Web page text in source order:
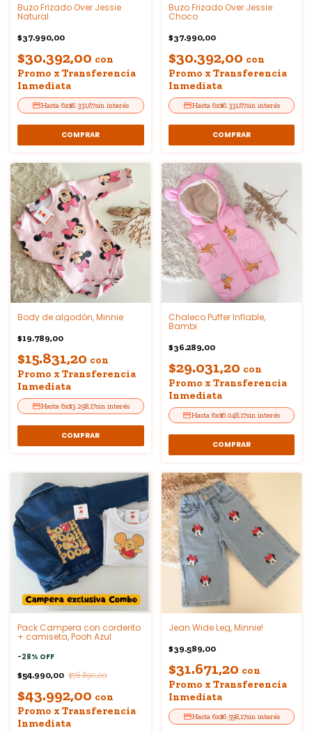
Buzo Frizado Over Jessie
Natural
$37.990,00
$30.392,00 con
Promo x Transferencia
Inmediata
6x$6.331,67sin interés
COMPRAR
Buzo Frizado Over Jessie
Choco
$37.990,00
$30.392,00 con
Promo x Transferencia
Inmediata
6x$6.331,67sin interés
COMPRAR
Body de algodón, Minnie
$19.789,00
$15.831,20 con
Promo x Transferencia
Inmediata
6x$3.298,17sin interés
COMPRAR
Chaleco Puffer Inflable,
Bambi
$36.289,00
$29.031,20 con
Promo x Transferencia
Inmediata
6x$6.048,17sin interés
COMPRAR
Pack Campera con corderito
+ camiseta, Pooh Azul
-28% OFF
$54.990,00 $76.890,00
$43.992,00 con
Promo x Transferencia
Inmediata
Jean Wide Leg, Minnie!
$39.589,00
$31.671,20 con
Promo x Transferencia
Inmediata
6x$6.598,17sin interés